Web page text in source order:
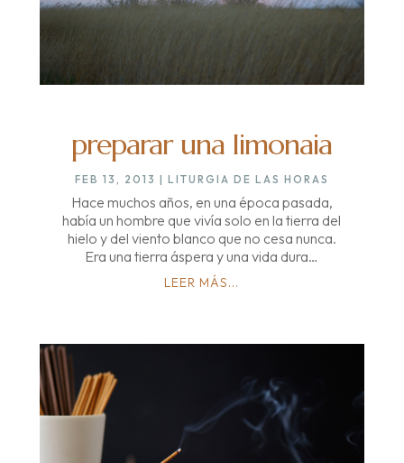
preparar una limonaia
FEB 13, 2013 | LITURGIA DE LAS HORAS
Hace muchos años, en una época pasada,
había un hombre que vivía solo en la tierra del
hielo y del viento blanco que no cesa nunca.
Era una tierra áspera y una vida dura…
LEER MÁS...